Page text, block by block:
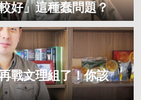
好」這種蠢問題？
戰文理組了！你該